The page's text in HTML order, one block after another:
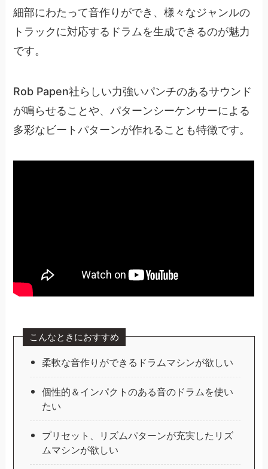
細部にわたって音作りができ、様々なジャンルの
トラックに対応するドラムを生成できるのが魅力
です。
Rob Papen社らしい力強いパンチのあるサウンド
が鳴らせることや、パターンシーケンサーによる
多彩なビートパターンが作れることも特徴です。
こんなときにおすすめ
柔軟な音作りができるドラムマシンが欲しい
個性的＆インパクトのある音のドラムを使い
たい
プリセット、リズムパターンが充実したリズ
ムマシンが欲しい